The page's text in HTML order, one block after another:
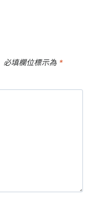
必填欄位標示為 *